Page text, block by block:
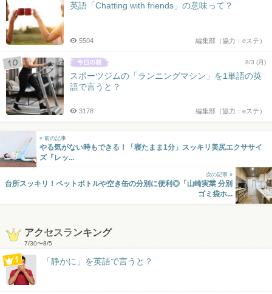
英語「Chatting with friends」の意味って？
編集部（協力：eステ）
5504
8/3 (月)
スポーツジムの「ランニングマシン」を1単語の英
語で言うと？
編集部（協力：eステ）
3178
« 前の記事
やる気がない時もできる！「寝たまま1分」スッキリ美尻エクササイ
ズ『レッ...
次の記事 »
台所スッキリ！ペットボトルや空き缶の分別に便利◎「山崎実業 分別
ゴミ袋ホ...
アクセスランキング
7/30〜8/5
「静かに」を英語で言うと？